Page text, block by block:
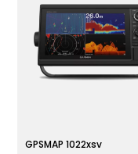
GPSMAP 1022xsv